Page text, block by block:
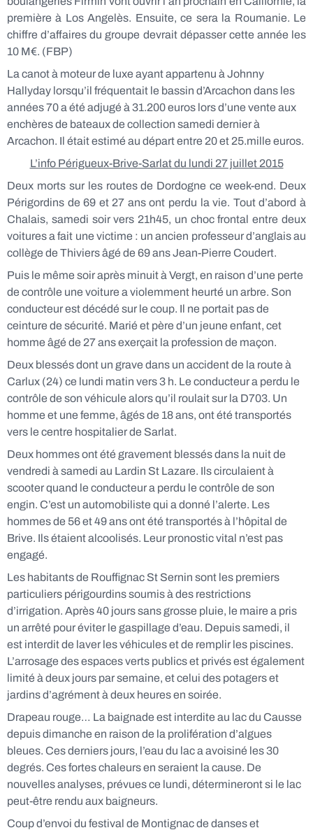
première à Los Angelès. Ensuite, ce sera la Roumanie. Le
chiffre d’affaires du groupe devrait dépasser cette année les
10 M€. (FBP)
La canot à moteur de luxe ayant appartenu à Johnny
Hallyday lorsqu’il fréquentait le bassin d’Arcachon dans les
années 70 a été adjugé à 31.200 euros lors d’une vente aux
enchères de bateaux de collection samedi dernier à
Arcachon. Il était estimé au départ entre 20 et 25.mille euros.
L’info Périgueux-Brive-Sarlat du lundi 27 juillet 2015
Deux morts sur les routes de Dordogne ce week-end. Deux
Périgordins de 69 et 27 ans ont perdu la vie. Tout d’abord à
Chalais, samedi soir vers 21h45, un choc frontal entre deux
voitures a fait une victime : un ancien professeur d’anglais au
collège de Thiviers âgé de 69 ans Jean-Pierre Coudert.
Puis le même soir après minuit à Vergt, en raison d’une perte
de contrôle une voiture a violemment heurté un arbre. Son
conducteur est décédé sur le coup. Il ne portait pas de
ceinture de sécurité. Marié et père d’un jeune enfant, cet
homme âgé de 27 ans exerçait la profession de maçon.
Deux blessés dont un grave dans un accident de la route à
Carlux (24) ce lundi matin vers 3 h. Le conducteur a perdu le
contrôle de son véhicule alors qu’il roulait sur la D703. Un
homme et une femme, âgés de 18 ans, ont été transportés
vers le centre hospitalier de Sarlat.
Deux hommes ont été gravement blessés dans la nuit de
vendredi à samedi au Lardin St Lazare. Ils circulaient à
scooter quand le conducteur a perdu le contrôle de son
engin. C’est un automobiliste qui a donné l’alerte. Les
hommes de 56 et 49 ans ont été transportés à l’hôpital de
Brive. Ils étaient alcoolisés. Leur pronostic vital n’est pas
engagé.
Les habitants de Rouffignac St Sernin sont les premiers
particuliers périgourdins soumis à des restrictions
d’irrigation. Après 40 jours sans grosse pluie, le maire a pris
un arrêté pour éviter le gaspillage d’eau. Depuis samedi, il
est interdit de laver les véhicules et de remplir les piscines.
L’arrosage des espaces verts publics et privés est également
limité à deux jours par semaine, et celui des potagers et
jardins d’agrément à deux heures en soirée.
Drapeau rouge… La baignade est interdite au lac du Causse
depuis dimanche en raison de la prolifération d’algues
bleues. Ces derniers jours, l’eau du lac a avoisiné les 30
degrés. Ces fortes chaleurs en seraient la cause. De
nouvelles analyses, prévues ce lundi, détermineront si le lac
peut-être rendu aux baigneurs.
Coup d’envoi du festival de Montignac de danses et